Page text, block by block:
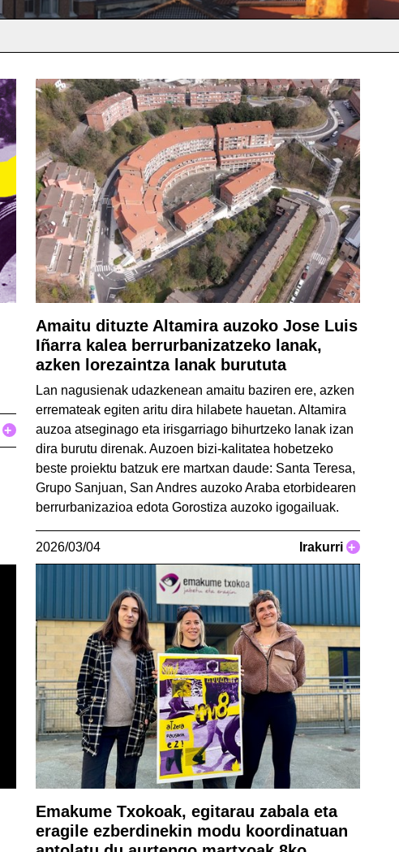
+
Amaitu dituzte Altamira auzoko Jose Luis
Iñarra kalea berrurbanizatzeko lanak,
azken lorezaintza lanak burututa
Lan nagusienak udazkenean amaitu baziren ere, azken
erremateak egiten aritu dira hilabete hauetan. Altamira
auzoa atseginago eta irisgarriago bihurtzeko lanak izan
dira burutu direnak. Auzoen bizi-kalitatea hobetzeko
beste proiektu batzuk ere martxan daude: Santa Teresa,
Grupo Sanjuan, San Andres auzoko Araba etorbidearen
berrurbanizazioa edota Gorostiza auzoko igogailuak.
2026/03/04 Irakurri +
Emakume Txokoak, egitarau zabala eta
eragile ezberdinekin modu koordinatuan